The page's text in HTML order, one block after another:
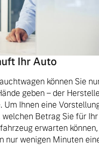
Ihr Auto
können Sie
geben – der
Um Ihnen eine
Betrag Sie für Ihr
erwarten
nur wenigen Minuten